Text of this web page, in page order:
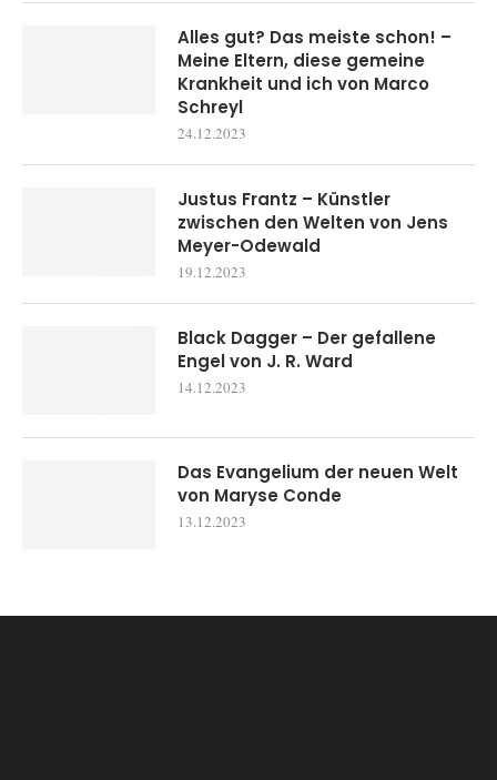
Alles gut? Das meiste schon! –
Meine Eltern, diese gemeine
Krankheit und ich von Marco
Schreyl
24.12.2023
Justus Frantz – Künstler
zwischen den Welten von Jens
Meyer-Odewald
19.12.2023
Black Dagger – Der gefallene
Engel von J. R. Ward
14.12.2023
Das Evangelium der neuen Welt
von Maryse Conde
13.12.2023